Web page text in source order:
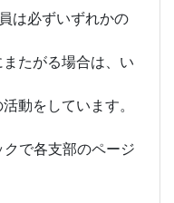
は必ずいずれかの
たがる場合は、い
動をしています。
で各支部のページ